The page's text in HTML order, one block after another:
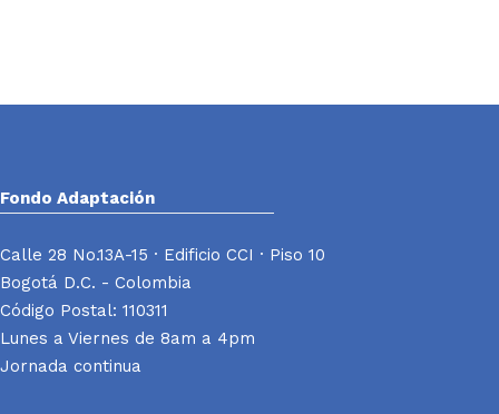
Fondo Adaptación
Calle 28 No.13A-15 · Edificio CCI · Piso 10
Bogotá D.C. - Colombia
Código Postal: 110311
Lunes a Viernes de 8am a 4pm
Jornada continua